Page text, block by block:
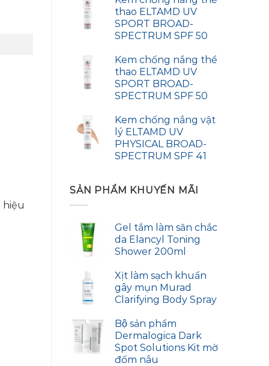
thao ELTAMD UV
SPORT BROAD-
SPECTRUM SPF 50
Kem chống nắng thể
thao ELTAMD UV
SPORT BROAD-
SPECTRUM SPF 50
Kem chống nắng vật
lý ELTAMD UV
PHYSICAL BROAD-
SPECTRUM SPF 41
SẢN PHẨM KHUYẾN MÃI
Gel tắm làm săn chắc
da Elancyl Toning
Shower 200ml
Xịt làm sạch khuẩn
gây mụn Murad
Clarifying Body Spray
Bộ sản phẩm
Dermalogica Dark
Spot Solutions Kit mờ
đốm nâu
hiệu